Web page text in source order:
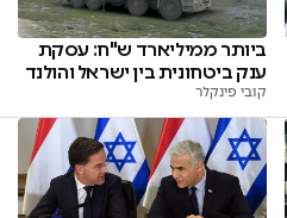
ביותר ממיליארד ש"ח: עסקת
ענק ביטחונית בין ישראל והולנד
קובי פינקלר